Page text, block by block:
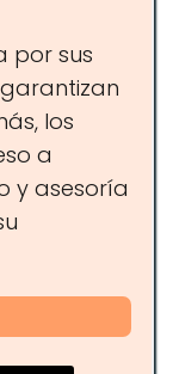
por sus
los
a
y asesoría